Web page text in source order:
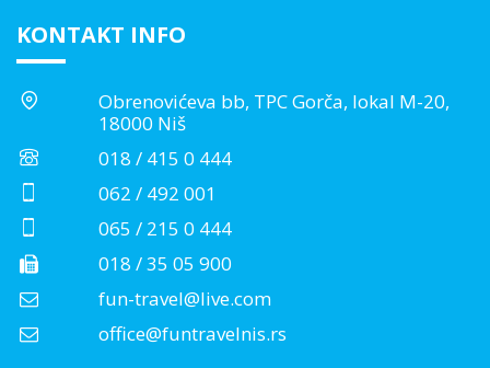
KONTAKT INFO
Obrenovićeva bb, TPC Gorča, lokal M-20,
18000 Niš
018 / 415 0 444
062 / 492 001
065 / 215 0 444
018 / 35 05 900
fun-travel@live.com
office@funtravelnis.rs